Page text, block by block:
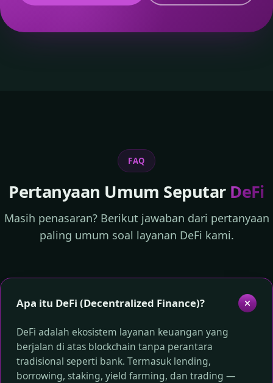
FAQ
Pertanyaan Umum Seputar DeFi
Masih penasaran? Berikut jawaban dari pertanyaan
paling umum soal layanan DeFi kami.
Apa itu DeFi (Decentralized Finance)?
DeFi adalah ekosistem layanan keuangan yang
berjalan di atas blockchain tanpa perantara
tradisional seperti bank. Termasuk lending,
borrowing, staking, yield farming, dan trading —